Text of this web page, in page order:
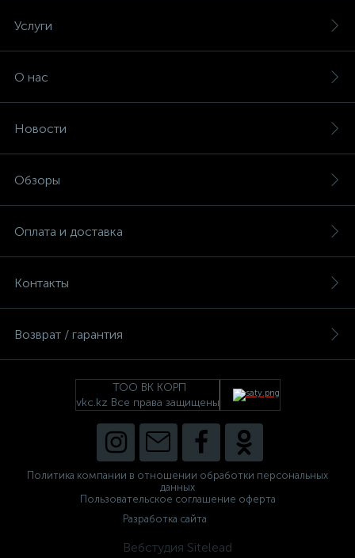
Услуги
О нас
Новости
Обзоры
Оплата и доставка
Контакты
Возврат / гарантия
ТОО ВК КОРП
vkc.kz Все права защищены
Политика компании в отношении обработки персональных
данных
Пользовательское соглашение оферта
Разработка сайта
Вебстудия Sitelead